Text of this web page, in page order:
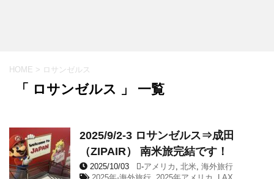
HOME > ロサンゼルス
「 ロサンゼルス 」 一覧
2025/9/2-3 ロサンゼルス⇒成田
（ZIPAIR） 南米旅完結です！
2025/10/03 -アメリカ , 北米, 海外旅行